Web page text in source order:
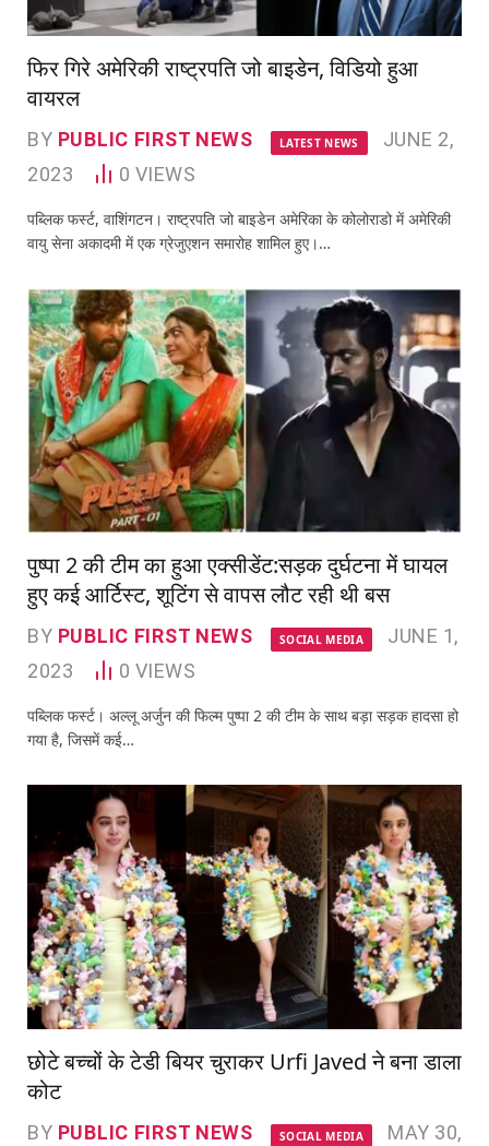
फिर गिरे अमेरिकी राष्ट्रपति जो बाइडेन, विडियो हुआ
वायरल
BY PUBLIC FIRST NEWS LATEST NEWS
JUNE 2,
2023
0 VIEWS
पब्लिक फर्स्ट, वाशिंगटन। राष्ट्रपति जो बाइडेन अमेरिका के कोलोराडो में अमेरिकी
वायु सेना अकादमी में एक ग्रेजुएशन समारोह शामिल हुए।…
पुष्पा 2 की टीम का हुआ एक्सीडेंट:सड़क दुर्घटना में घायल
हुए कई आर्टिस्ट, शूटिंग से वापस लौट रही थी बस
BY PUBLIC FIRST NEWS SOCIAL MEDIA
JUNE 1,
2023
0 VIEWS
पब्लिक फर्स्ट। अल्लू अर्जुन की फिल्म पुष्पा 2 की टीम के साथ बड़ा सड़क हादसा हो
गया है, जिसमें कई…
छोटे बच्चों के टेडी बियर चुराकर Urfi Javed ने बना डाला
कोट
BY PUBLIC FIRST NEWS SOCIAL MEDIA
MAY 30,